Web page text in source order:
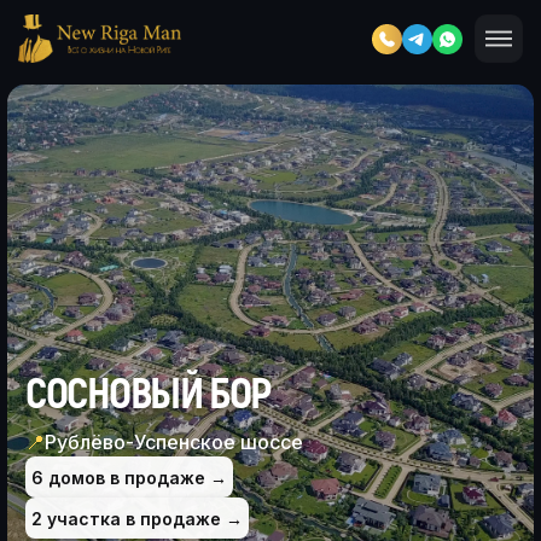
СОСНОВЫЙ БОР
📍Рублёво-Успенское шоссе
6 домов в продаже →
2 участка в продаже →